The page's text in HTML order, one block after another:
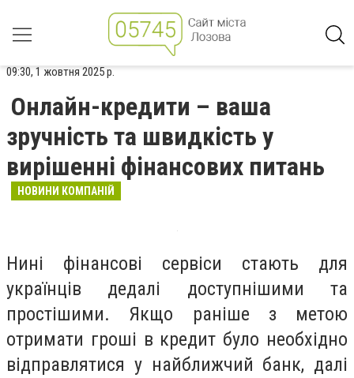
09:30, 1 жовтня 2025 р.
Онлайн-кредити – ваша
зручність та швидкість у
вирішенні фінансових питань
НОВИНИ КОМПАНІЙ
Нині фінансові сервіси стають для
українців дедалі доступнішими та
простішими. Якщо раніше з метою
отримати гроші в кредит було необхідно
відправлятися у найближчий банк, далі